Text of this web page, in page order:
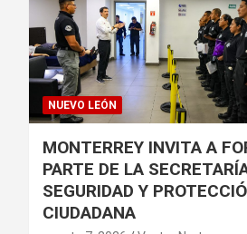
NUEVO LEÓN
MONTERREY INVITA A
PARTE DE LA
SEGURIDAD Y
CIUDADANA